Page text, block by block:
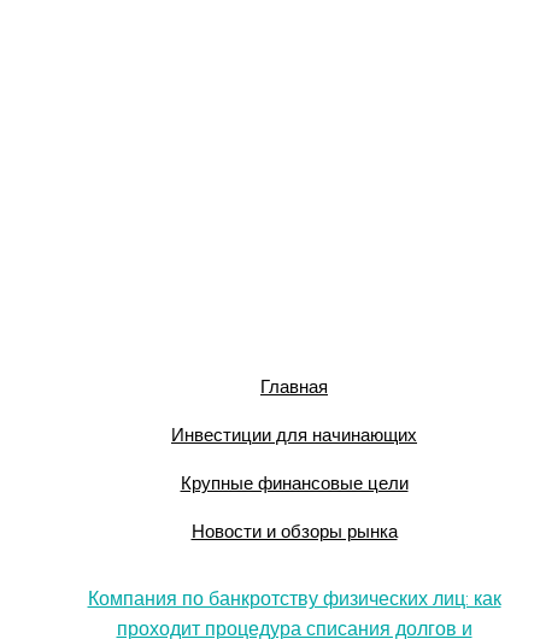
Главная
Инвестиции для начинающих
Крупные финансовые цели
Новости и обзоры рынка
Компания по банкротству физических лиц: как
проходит процедура списания долгов и